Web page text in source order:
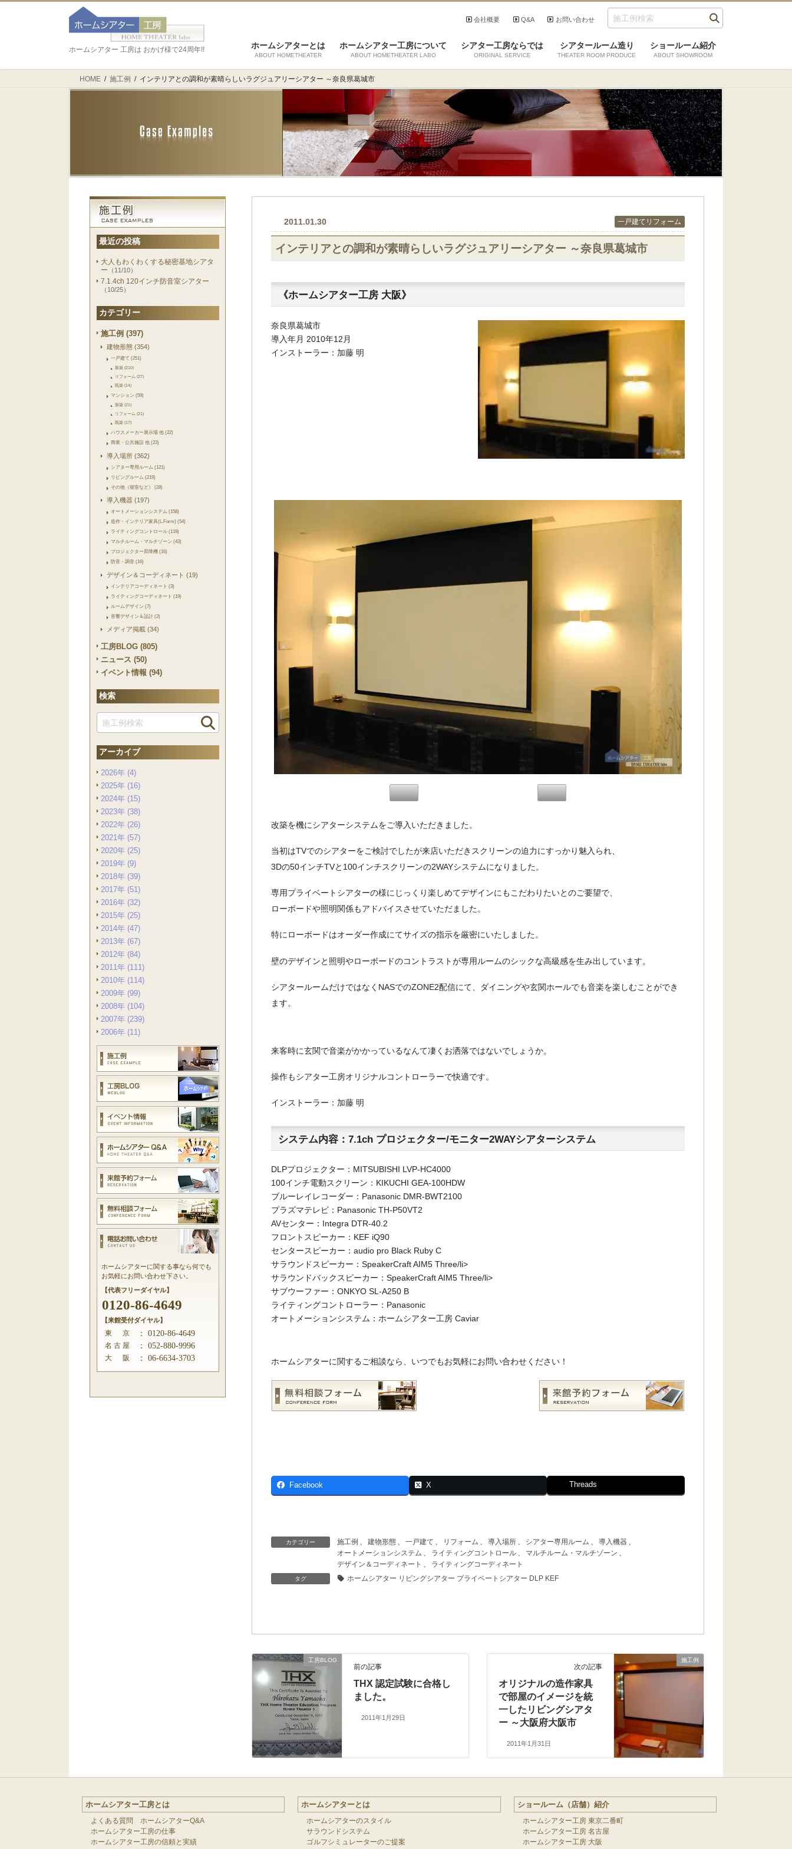
お問い合わせ
Q&A
会社概要
ホームシアター 工房は おかげ様で24周年!! ホームシアターとは
ABOUT HOMETHEATER
ホームシアター工房について
ABOUT HOMETHEATER LABO
シアター工房ならでは
ORIGINAL SERVICE
シアタールーム造り
THEATER ROOM PRODUCE
ショールーム紹介
ABOUT SHOWROOM
HOME 施工例 インテリアとの調和が素晴らしいラグジュアリーシアター ～奈良県葛城市
最近の投稿
大人もわくわくする秘密基地シアタ
ー （11/10）
7.1.4ch 120インチ防音室シアター
（10/25）
カテゴリー
施工例 (397)
建物形態 (354)
一戸建て (251)
新築 (210)
リフォーム (27)
既築 (14)
マンション (59)
新築 (21)
リフォーム (21)
既築 (17)
ハウスメーカー展示場 他 (22)
商業・公共施設 他 (23)
導入場所 (362)
シアター専用ルーム (121)
リビングルーム (219)
その他（寝室など） (28)
導入機器 (197)
オートメーションシステム (158)
造作・インテリア家具(L.Form) (54)
ライティングコントロール (119)
マルチルーム・マルチゾーン (43)
プロジェクター昇降機 (16)
防音・調音 (16)
デザイン＆コーディネート (19)
インテリアコーディネート (3)
ライティングコーディネート (19)
ルームデザイン (7)
音響デザイン＆設計 (2)
メディア掲載 (34)
工房BLOG (805)
ニュース (50)
イベント情報 (94)
検索
アーカイブ
2026年 (4)
2025年 (16)
2024年 (15)
2023年 (38)
2022年 (26)
2021年 (57)
2020年 (25)
2019年 (9)
2018年 (39)
2017年 (51)
2016年 (32)
2015年 (25)
2014年 (47)
2013年 (67)
2012年 (84)
2011年 (111)
2010年 (114)
2009年 (99)
2008年 (104)
2007年 (239)
2006年 (11)
ホームシアターに関する事なら何でも
お気軽にお問い合わせ下さい。
【代表フリーダイヤル】
0120-86-4649
【来館受付ダイヤル】
東 京 ： 0120-86-4649
名 古 屋 ： 052-880-9996
大 阪 ： 06-6634-3703
2011.01.30 一戸建てリフォーム
インテリアとの調和が素晴らしいラグジュアリーシアター ～奈良県葛城市
《ホームシアター工房 大阪》
奈良県葛城市
導入年月 2010年12月
インストーラー：加藤 明
改築を機にシアターシステムをご導入いただきました。
当初はTVでのシアターをご検討でしたが来店いただきスクリーンの迫力にすっかり魅入られ、
3Dの50インチTVと100インチスクリーンの2WAYシステムになりました。
専用プライベートシアターの様にじっくり楽しめてデザインにもこだわりたいとのご要望で、
ローボードや照明関係もアドバイスさせていただました。
特にローボードはオーダー作成にてサイズの指示を厳密にいたしました。
壁のデザインと照明やローボードのコントラストが専用ルームのシックな高級感を生み出しています。
シアタールームだけではなくNASでのZONE2配信にて、ダイニングや玄関ホールでも音楽を楽しむことができ
ます。
来客時に玄関で音楽がかかっているなんて凄くお洒落ではないでしょうか。
操作もシアター工房オリジナルコントローラーで快適です。
インストーラー：加藤 明
システム内容：7.1ch プロジェクター/モニター2WAYシアターシステム
DLPプロジェクター：MITSUBISHI LVP-HC4000
100インチ電動スクリーン：KIKUCHI GEA-100HDW
ブルーレイレコーダー：Panasonic DMR-BWT2100
プラズマテレビ：Panasonic TH-P50VT2
AVセンター：Integra DTR-40.2
フロントスピーカー：KEF iQ90
センタースピーカー：audio pro Black Ruby C
サラウンドスピーカー：SpeakerCraft AIM5 Three/li>
サラウンドバックスピーカー：SpeakerCraft AIM5 Three/li>
サブウーファー：ONKYO SL-A250 B
ライティングコントローラー：Panasonic
オートメーションシステム：ホームシアター工房 Caviar
ホームシアターに関するご相談なら、いつでもお気軽にお問い合わせください！
Facebook X Threads
カテゴリー 施工例 建物形態 一戸建て リフォーム 導入場所 シアター専用ルーム 導入機器
オートメーションシステム
ライティングコントロール マルチルーム・マルチゾーン
デザイン＆コーディネート
ライティングコーディネート
タグ ホームシアター リビングシアター プライベートシアター DLP KEF
工房BLOG
前の記事
THX 認定試験に合格し
ました。
2011年1月29日
施工例
次の記事
オリジナルの造作家具
で部屋のイメージを統
一したリビングシアタ
ー ～大阪府大阪市
2011年1月31日
ホームシアター工房とは
よくある質問 ホームシアターQ&A
ホームシアター工房の仕事
ホームシアター工房の信頼と実績
ホームシアターとは
ホームシアターのスタイル
サラウンドシステム
ゴルフシミュレーターのご提案
ショールーム（店舗）紹介
ホームシアター工房 東京二番町
ホームシアター工房 名古屋
ホームシアター工房 大阪